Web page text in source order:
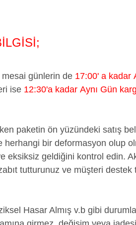
günlerin de 17:00' a kadar
ise 12:30'a kadar Aynı Gün
paketin ön yüzündeki satış
bir deformasyon olup
eksiksiz geldiğini kontrol edin.
tutturunuz ve müşteri destek
Hasar Almış v.b gibi